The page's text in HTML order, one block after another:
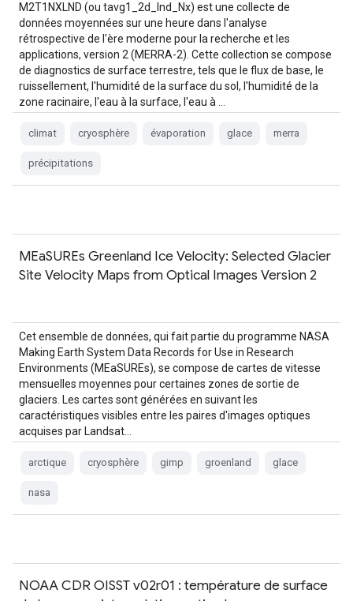
M2T1NXLND (ou tavg1_2d_lnd_Nx) est une collecte de
données moyennées sur une heure dans l'analyse
rétrospective de l'ère moderne pour la recherche et les
applications, version 2 (MERRA-2). Cette collection se compose
de diagnostics de surface terrestre, tels que le flux de base, le
ruissellement, l'humidité de la surface du sol, l'humidité de la
zone racinaire, l'eau à la surface, l'eau à …
climat cryosphère évaporation glace merra
précipitations
MEaSUREs Greenland Ice Velocity: Selected Glacier
Site Velocity Maps from Optical Images Version 2
Cet ensemble de données, qui fait partie du programme NASA
Making Earth System Data Records for Use in Research
Environments (MEaSUREs), se compose de cartes de vitesse
mensuelles moyennes pour certaines zones de sortie de
glaciers. Les cartes sont générées en suivant les
caractéristiques visibles entre les paires d'images optiques
acquises par Landsat…
arctique cryosphère gimp groenland glace
nasa
NOAA CDR OISST v02r01 : température de surface